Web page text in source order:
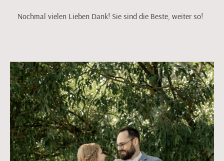
Nochmal vielen Lieben Dank! Sie sind die Beste, weiter so!